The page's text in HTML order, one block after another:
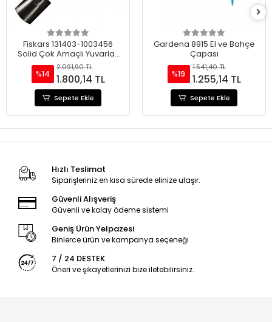
Fiskars 131403-1003456
Solid Çok Amaçlı Yuvarlak
Uçlu Bahçe Küreği
%14
2.091,90 TL
1.800,14 TL
Sepete Ekle
Gardena 8915 El ve Bahçe
Çapası
%19
1.541,40 TL
1.255,14 TL
Sepete Ekle
Hızlı Teslimat
Siparişleriniz en kısa sürede elinize ulaşır.
Güvenli Alışveriş
Güvenli ve kolay ödeme sistemi
Geniş Ürün Yelpazesi
Binlerce ürün ve kampanya seçeneği
7 / 24 DESTEK
Öneri ve şikayetlerinizi bize iletebilirsiniz.